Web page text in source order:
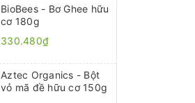
BioBees - Bơ Ghee hữu
cơ 180g
330.480₫
Aztec Organics - Bột
vỏ mã đề hữu cơ 150g